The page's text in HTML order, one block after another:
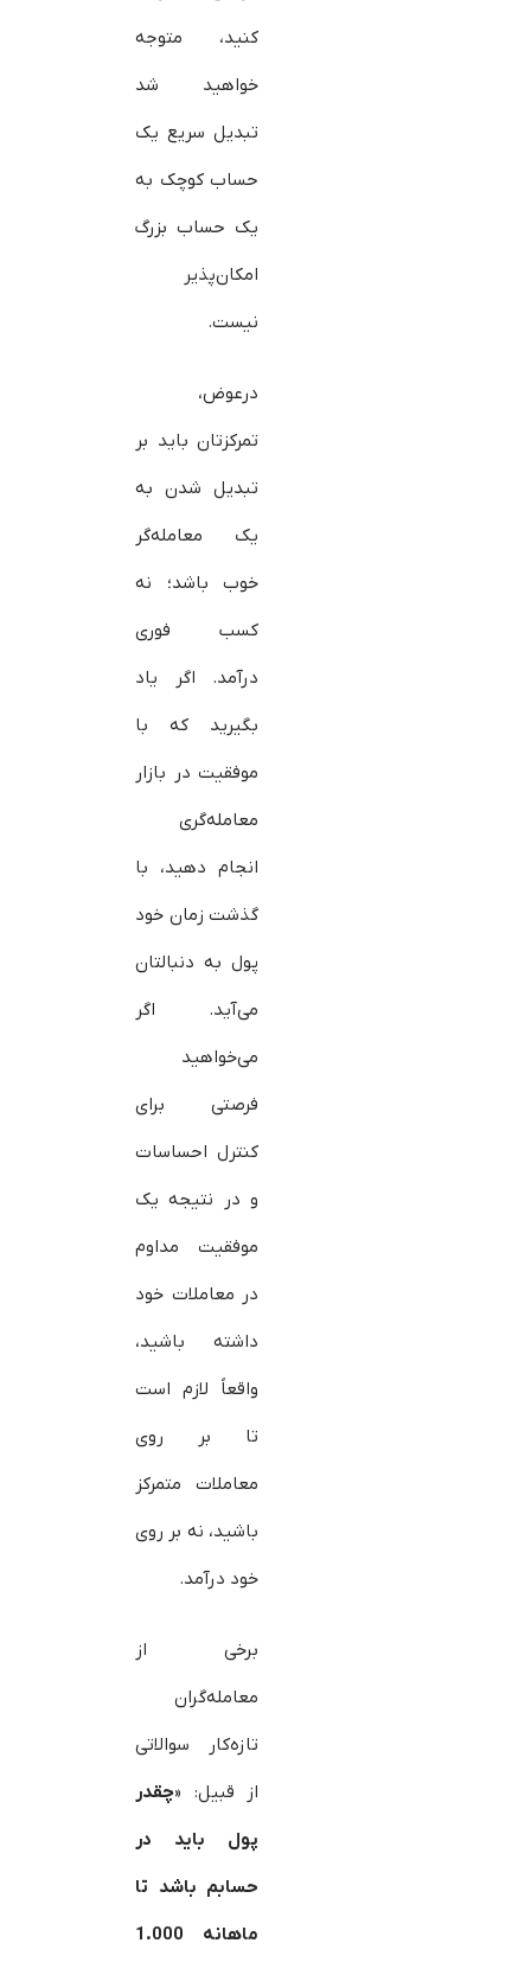
کنید، متوجه
خواهید شد
تبدیل سریع یک
حساب کوچک به
یک حساب بزرگ
امکان‌پذیر
نیست.
درعوض،
تمرکزتان باید بر
تبدیل شدن به
یک معامله‌گر
خوب باشد؛ نه
کسب فوری
درآمد. اگر یاد
بگیرید که با
موفقیت در بازار
معامله‌گری
انجام دهید، با
گذشت زمان خود
پول به دنبالتان
می‌آید. اگر
می‌خواهید
فرصتی برای
کنترل احساسات
و در نتیجه یک
موفقیت مداوم
در معاملات خود
داشته باشید،
واقعاً لازم است
تا بر روی
معاملات متمرکز
باشید، نه بر روی
خود درآمد.
برخی از
معامله‌گران
تازه‌کار سوالاتی
از قبیل: «چقدر
پول باید در
حسابم باشد تا
ماهانه 1.000